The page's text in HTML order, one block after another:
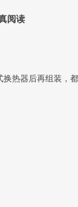
阅读
热器后再组装，